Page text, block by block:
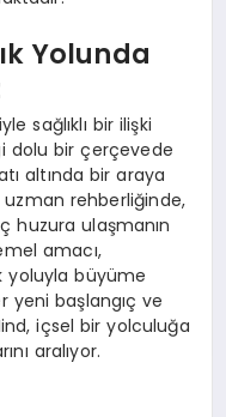
Yolunda
sağlıklı bir ilişki
dolu bir çerçevede
altında bir araya
uzman rehberliğinde,
huzura ulaşmanın
amacı,
yoluyla büyüme
yeni başlangıç ve
içsel bir yolculuğa
aralıyor.